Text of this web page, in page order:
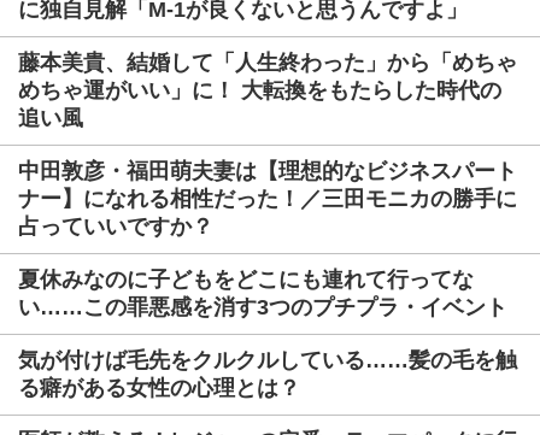
に独自見解「M-1が良くないと思うんですよ」
藤本美貴、結婚して「人生終わった」から「めちゃ
めちゃ運がいい」に！ 大転換をもたらした時代の
追い風
中田敦彦・福田萌夫妻は【理想的なビジネスパート
ナー】になれる相性だった！／三田モニカの勝手に
占っていいですか？
夏休みなのに子どもをどこにも連れて行ってな
い……この罪悪感を消す3つのプチプラ・イベント
気が付けば毛先をクルクルしている……髪の毛を触
る癖がある女性の心理とは？